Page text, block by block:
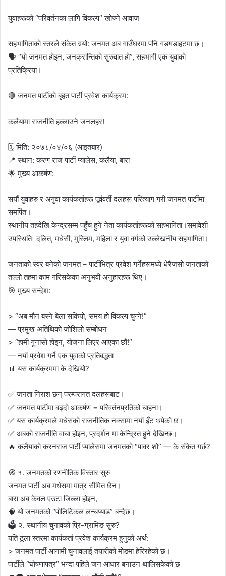
युवाहरूको “परिवर्तनका लागि विकल्प” खोज्ने आवाज
सहभागिताको स्तरले संकेत गर्‍यो: जनमत अब गाउँघरमा पनि गडगडाहटमा छ।
🗣 “यो जनमत होइन, जनक्रान्तिको सुरुवात हो”, सहभागी एक युवाको
प्रतिक्रिया।
🔴 जनमत पार्टीको बृहत पार्टी प्रवेश कार्यक्रम:
कलैयामा राजनीति हल्लाउने जनलहर!
🗓 मिति: २०७८/०४/०६ (आइतबार)
📍 स्थान: करण राज पार्टी प्यालेस, कलैया, बारा
🌟 मुख्य आकर्षण:
सयौं युवाहरु र अगुवा कार्यकर्ताहरू पूर्ववर्ती दलहरू परित्याग गरी जनमत पार्टीमा
समर्पित।
स्थानीय तहदेखि केन्द्रसम्म पहुँच हुने नेता कार्यकर्ताहरूको सहभागिता।समावेशी
उपस्थितिः दलित, मधेसी, मुस्लिम, महिला र युवा वर्गको उल्लेखनीय सहभागिता।
जनताको स्वर बनेको जनमत – पार्टीभित्र प्रवेश गर्नेहरूमध्ये धेरैजसो जनताको
तल्लो तहमा काम गरिसकेका अनुभवी अनुहारहरू थिए।
🎯 मुख्य सन्देश:
> “अब मौन बस्ने बेला सकियो, समय हो विकल्प चुन्ने!”
— प्रमुख अतिथिको जोशिलो सम्बोधन
> “हामी गुनासो होइन, योजना लिएर आएका छौं!”
— नयाँ प्रवेश गर्ने एक युवाको प्रतिबद्धता
📊 यस कार्यक्रममा के देखियो?
✅ जनता निराश छन् परम्परागत दलहरूबाट।
✅ जनमत पार्टीमा बढ्दो आकर्षण = परिवर्तनप्रतिको चाहना।
✅ यस कार्यक्रमले मधेसको राजनीतिक नक्सामा नयाँ इँट थपेको छ।
✅ अबको राजनीति वाचा होइन, प्रदर्शन मा केन्द्रित हुने देखिन्छ।
🔥 कलैयाको करनराज पार्टी प्यालेसमा जनमतको “पावर शो” — के संकेत गर्छ?
🧭 १. जनमतको रणनीतिक विस्तार सुरु
जनमत पार्टी अब मधेसमा मात्र सीमित छैन।
बारा अब केवल एउटा जिल्ला होइन,
🧠 यो जनमतको “पोलिटिकल लन्चप्याड” बन्दैछ।
🗳️ २. स्थानीय चुनावको प्रि-ग्रामिङ सुरु?
यति ठूला स्तरमा कार्यकर्ता प्रवेश कार्यक्रम हुनुको अर्थ:
> जनमत पार्टी आगामी चुनावलाई तयारीको मोडमा हेरिरहेको छ।
पार्टीले “घोषणापत्र” भन्दा पहिले जन आधार बनाउन थालिसकेको छ